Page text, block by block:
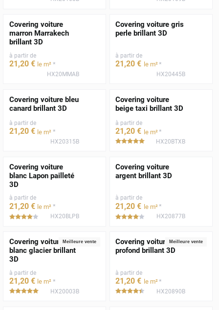
Covering voiture
marron Marrakech
brillant 3D
à partir de
21 ,20 € le m² *
HX20MMAB
Covering voiture gris
perle brillant 3D
à partir de
21 ,20 € le m²*
HX20445B
Covering voiture bleu
canard brillant 3D
à partir de
21 ,20 € le m² *
HX20315B
Covering voiture
beige taxi brillant 3D
à partir de
21 ,20 € le m²*
*****HX20BTXB
Covering voiture
blanc Lapon pailleté
3D
à partir de
21,20 € le m² *
***** HX20BLPB
Covering voiture
argent brillant 3D
à partir de
21,20 € le m²*
***** HX20877B
Meilleure vente
Covering voiture
blanc glacier brillant
3D
à partir de
21 ,20 € le m² *
*****HX20003B
Meilleure vente
Covering voiture noir
profond brillant 3D
à partir de
21 ,20 € le m²*
***** HX20890B